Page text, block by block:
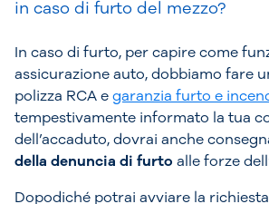
in caso di furto del mezzo?
In caso di furto, per capire come
assicurazione auto, dobbiamo fare
polizza RCA egaranzia furto e
tempestivamente informato la tua
dell’accaduto, dovrai anche
della denuncia di furto alle forze
Dopodiché potrai avviare la